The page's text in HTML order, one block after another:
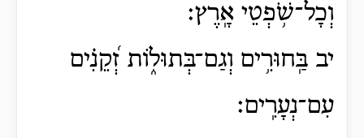
וְכָל־שֹׁ֥פְטֵי אָֽרֶץ׃
יב בַּֽחוּרִ֥ים וְגַם־בְּתוּל֑וֹת זְ֝קֵנִ֗ים
עִם־נְעָרִֽים׃